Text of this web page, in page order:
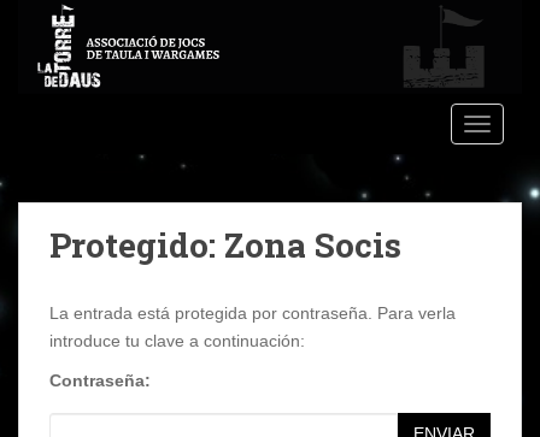
m
Protegido: Zona Socis
La entrada está protegida por contraseña. Para verla
introduce tu clave a continuación:
Contraseña: